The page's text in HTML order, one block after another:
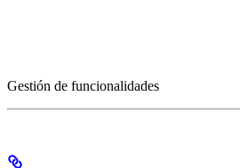
Gestión de funcionalidades